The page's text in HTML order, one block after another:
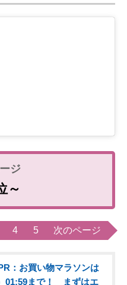
～
4 5 次のページ
：お買い物マラソンは
01:59まで！ まずはエ